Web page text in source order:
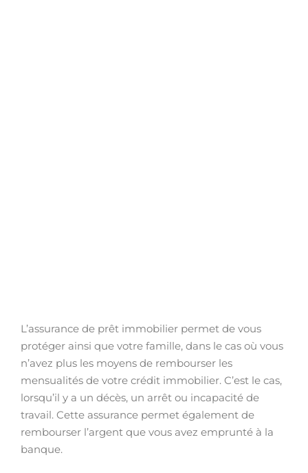
L’assurance de prêt immobilier permet de vous
protéger ainsi que votre famille, dans le cas où vous
n’avez plus les moyens de rembourser les
mensualités de votre crédit immobilier. C’est le cas,
lorsqu’il y a un décès, un arrêt ou incapacité de
travail. Cette assurance permet également de
rembourser l’argent que vous avez emprunté à la
banque.